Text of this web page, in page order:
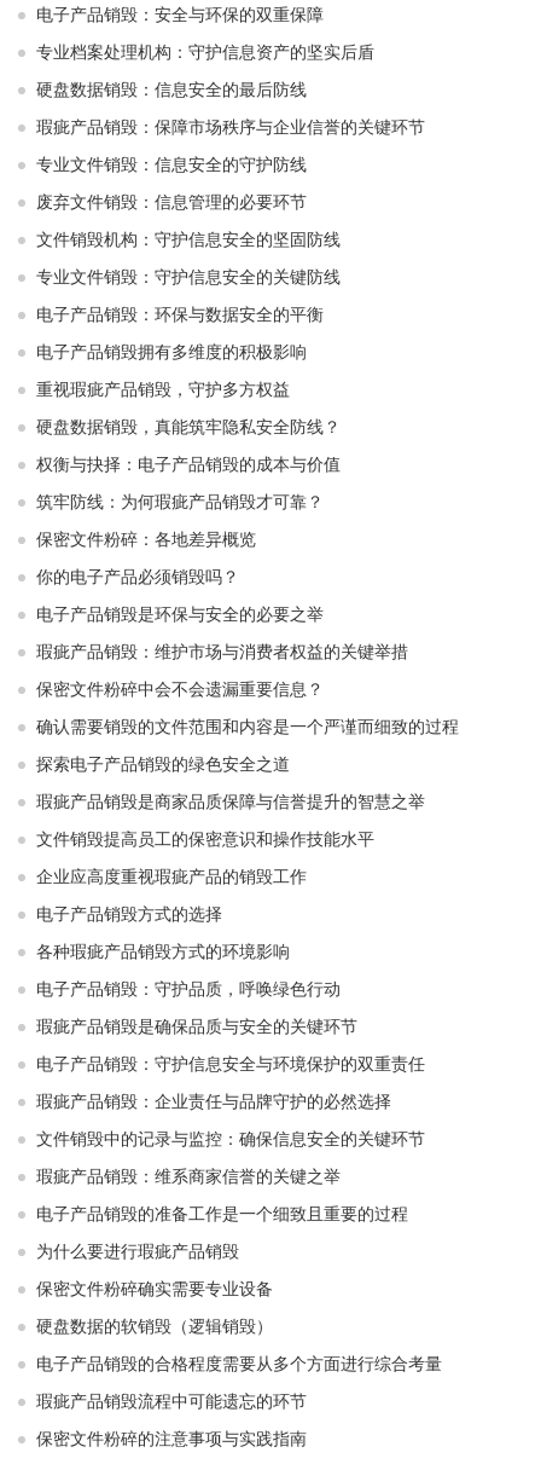
电子产品销毁：安全与环保的双重保障
专业档案处理机构：守护信息资产的坚实后盾
硬盘数据销毁：信息安全的最后防线
瑕疵产品销毁：保障市场秩序与企业信誉的关键环节
专业文件销毁：信息安全的守护防线
废弃文件销毁：信息管理的必要环节
文件销毁机构：守护信息安全的坚固防线
专业文件销毁：守护信息安全的关键防线
电子产品销毁：环保与数据安全的平衡
电子产品销毁拥有多维度的积极影响
重视瑕疵产品销毁，守护多方权益
硬盘数据销毁，真能筑牢隐私安全防线？
权衡与抉择：电子产品销毁的成本与价值
筑牢防线：为何瑕疵产品销毁才可靠？
保密文件粉碎：各地差异概览
你的电子产品必须销毁吗？
电子产品销毁是环保与安全的必要之举​ ​
瑕疵产品销毁：维护市场与消费者权益的关键举措​ ​
保密文件粉碎中会不会遗漏重要信息？
确认需要销毁的文件范围和内容是一个严谨而细致的过程
探索电子产品销毁的绿色安全之道
瑕疵产品销毁是商家品质保障与信誉提升的智慧之举
文件销毁提高员工的保密意识和操作技能水平
企业应高度重视瑕疵产品的销毁工作
电子产品销毁方式的选择
各种瑕疵产品销毁方式的环境影响
电子产品销毁：守护品质，呼唤绿色行动
瑕疵产品销毁是确保品质与安全的关键环节
电子产品销毁：守护信息安全与环境保护的双重责任
瑕疵产品销毁：企业责任与品牌守护的必然选择
文件销毁中的记录与监控：确保信息安全的关键环节
瑕疵产品销毁：维系商家信誉的关键之举
电子产品销毁的准备工作是一个细致且重要的过程
为什么要进行瑕疵产品销毁
保密文件粉碎确实需要专业设备
硬盘数据的软销毁（逻辑销毁）
电子产品销毁的合格程度需要从多个方面进行综合考量
瑕疵产品销毁流程中可能遗忘的环节
保密文件粉碎的注意事项与实践指南